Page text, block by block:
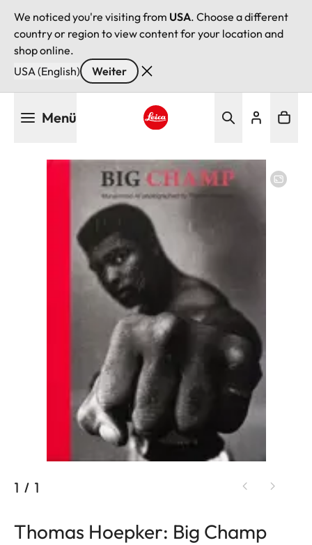
We noticed you're visiting from USA. Choose a different
country or region to view content for your location and
shop online.
USA (English)
Weiter
Menü
1 / 1
Thomas Hoepker: Big Champ